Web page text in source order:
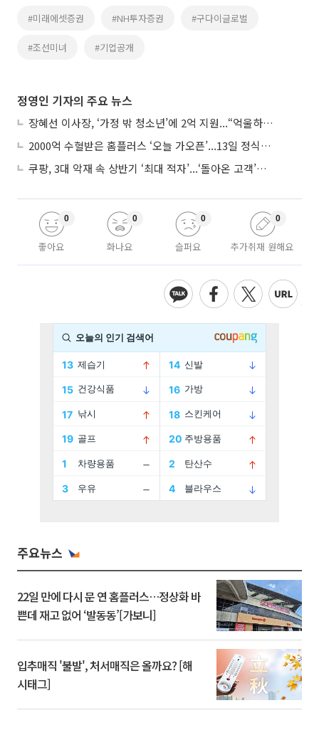
#미래에셋증권 #NH투자증권 #구다이글로벌
#조선미녀 #기업공개
정영인 기자의 주요 뉴스
장혜선 이사장, ‘가정 밖 청소년’에 2억 지원...“억울하고 아파도 단단해지길”
2000억 수혈받은 홈플러스 ‘오늘 가오픈’...13일 정식 개장 시험대
쿠팡, 3대 악재 속 상반기 ‘최대 적자’...‘돌아온 고객’에 수익성 반등 주목
좋아요
0
화나요
0
슬퍼요
0
추가취재 원해요
0
주요뉴스
22일 만에 다시 문 연 홈플러스…정상화 바
쁜데 재고 없어 ‘발동동’[가보니]
입추매직 '불발', 처서매직은 올까요? [해
시태그]